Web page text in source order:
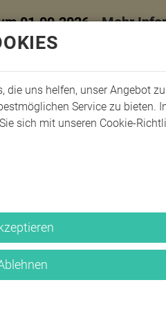
01.09.2026 -Mehr
Cremes
die uns helfen, unser Angebot zu
Service zu bieten.
sich mit unseren Cookie-